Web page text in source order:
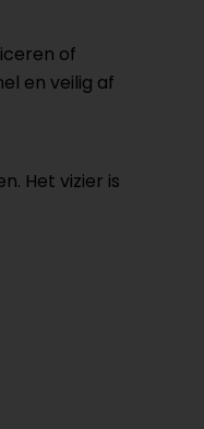
of
en veilig af
Het vizier is